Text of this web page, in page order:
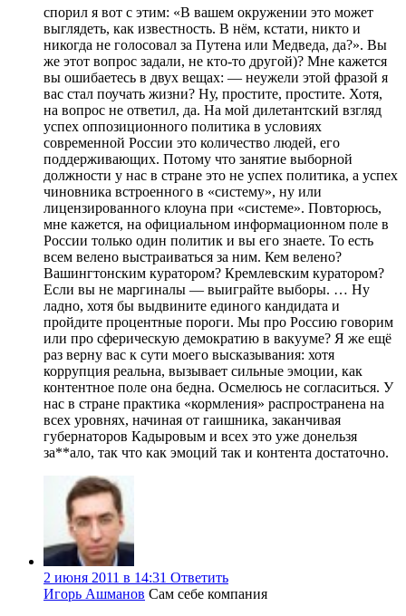
спорил я вот с этим: «В вашем окружении это может
выглядеть, как известность. В нём, кстати, никто и
никогда не голосовал за Путена или Медведа, да?». Вы
же этот вопрос задали, не кто-то другой)? Мне кажется
вы ошибаетесь в двух вещах: — неужели этой фразой я
вас стал поучать жизни? Ну, простите, простите. Хотя,
на вопрос не ответил, да. На мой дилетантский взгляд
успех оппозиционного политика в условиях
современной России это количество людей, его
поддерживающих. Потому что занятие выборной
должности у нас в стране это не успех политика, а успех
чиновника встроенного в «систему», ну или
лицензированного клоуна при «системе». Повторюсь,
мне кажется, на официальном информационном поле в
России только один политик и вы его знаете. То есть
всем велено выстраиваться за ним. Кем велено?
Вашингтонским куратором? Кремлевским куратором?
Если вы не маргиналы — выиграйте выборы. … Ну
ладно, хотя бы выдвините единого кандидата и
пройдите процентные пороги. Мы про Россию говорим
или про сферическую демократию в вакууме? Я же ещё
раз верну вас к сути моего высказывания: хотя
коррупция реальна, вызывает сильные эмоции, как
контентное поле она бедна. Осмелюсь не согласиться. У
нас в стране практика «кормления» распространена на
всех уровнях, начиная от гаишника, заканчивая
губернаторов Кадыровым и всех это уже донельзя
за**ало, так что как эмоций так и контента достаточно.
2 июня 2011 в 14:31 Ответить
Игорь Ашманов Сам себе компания